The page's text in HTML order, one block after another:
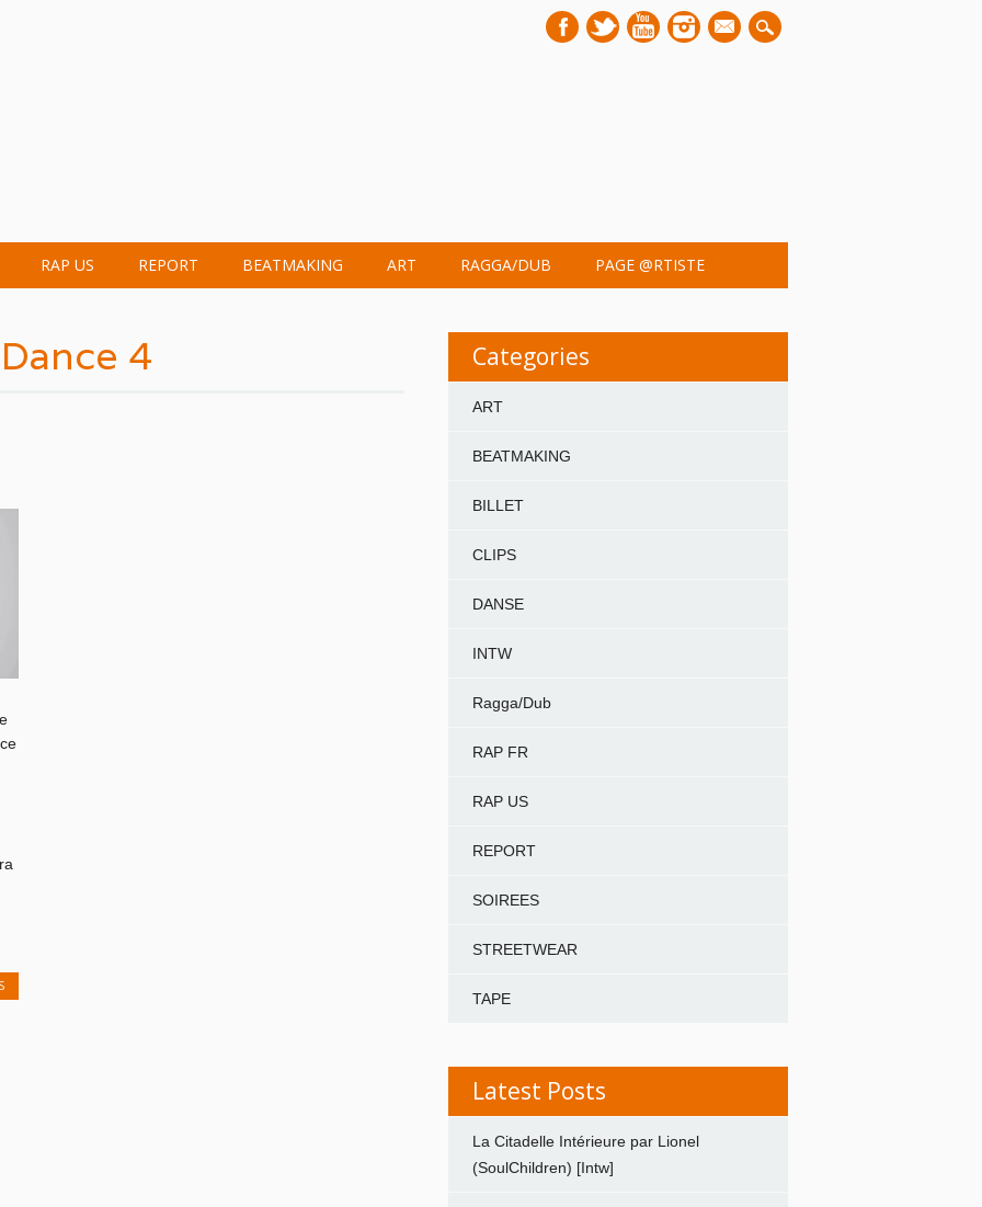
mail
RAP US REPORT BEATMAKING ART RAGGA/DUB PAGE @RTISTE
4 Categories
ART
BEATMAKING
BILLET
CLIPS
DANSE
INTW
Ragga/Dub
RAP FR
RAP US
REPORT
SOIREES
STREETWEAR
TAPE
Latest Posts
La Citadelle Intérieure par Lionel
(SoulChildren) [Intw]